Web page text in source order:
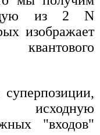
из 2 N
изображает
"входов"